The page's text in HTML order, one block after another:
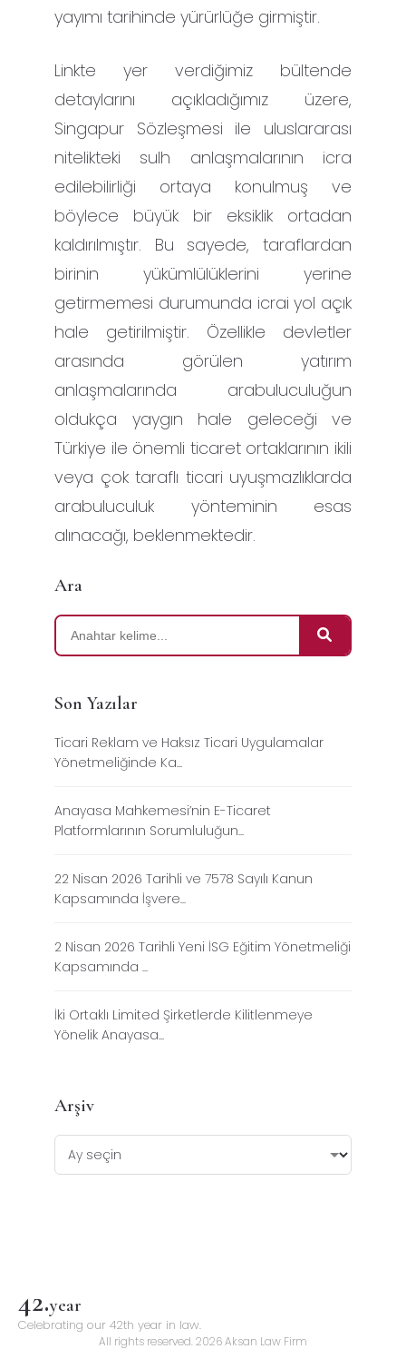
yayımı tarihinde yürürlüğe girmiştir.
Linkte yer verdiğimiz bültende
detaylarını açıkladığımız üzere,
Singapur Sözleşmesi ile uluslararası
nitelikteki sulh anlaşmalarının icra
edilebilirliği ortaya konulmuş ve
böylece büyük bir eksiklik ortadan
kaldırılmıştır. Bu sayede, taraflardan
birinin yükümlülüklerini yerine
getirmemesi durumunda icrai yol açık
hale getirilmiştir. Özellikle devletler
arasında görülen yatırım
anlaşmalarında arabuluculuğun
oldukça yaygın hale geleceği ve
Türkiye ile önemli ticaret ortaklarının ikili
veya çok taraflı ticari uyuşmazlıklarda
arabuluculuk yönteminin esas
alınacağı, beklenmektedir.
Ara
Son Yazılar
Ticari Reklam ve Haksız Ticari Uygulamalar
Yönetmeliğinde Ka...
Anayasa Mahkemesi’nin E-Ticaret
Platformlarının Sorumluluğun...
22 Nisan 2026 Tarihli ve 7578 Sayılı Kanun
Kapsamında İşvere...
2 Nisan 2026 Tarihli Yeni İSG Eğitim Yönetmeliği
Kapsamında ...
İki Ortaklı Limited Şirketlerde Kilitlenmeye
Yönelik Anayasa...
Arşiv
42.year
Celebrating our 42th year in law.
All rights reserved. 2026 Aksan Law Firm